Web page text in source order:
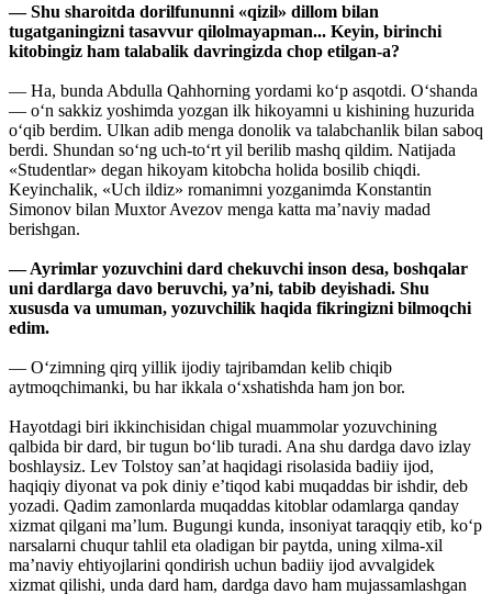
— Shu sharoitda dorilfununni «qizil» dillom bilan
tugatganingizni tasavvur qilolmayapman... Keyin, birinchi
kitobingiz ham talabalik davringizda chop etilgan-a?
— Ha, bunda Abdulla Qahhorning yordami ko‘p asqotdi. O‘shanda
— o‘n sakkiz yoshimda yozgan ilk hikoyamni u kishining huzurida
o‘qib berdim. Ulkan adib menga donolik va talabchanlik bilan saboq
berdi. Shundan so‘ng uch-to‘rt yil berilib mashq qildim. Natijada
«Studentlar» degan hikoyam kitobcha holida bosilib chiqdi.
Keyinchalik, «Uch ildiz» romanimni yozganimda Konstantin
Simonov bilan Muxtor Avezov menga katta ma’naviy madad
berishgan.
— Ayrimlar yozuvchini dard chekuvchi inson desa, boshqalar
uni dardlarga davo beruvchi, ya’ni, tabib deyishadi. Shu
xususda va umuman, yozuvchilik haqida fikringizni bilmoqchi
edim.
— O‘zimning qirq yillik ijodiy tajribamdan kelib chiqib
aytmoqchimanki, bu har ikkala o‘xshatishda ham jon bor.
Hayotdagi biri ikkinchisidan chigal muammolar yozuvchining
qalbida bir dard, bir tugun bo‘lib turadi. Ana shu dardga davo izlay
boshlaysiz. Lev Tolstoy san’at haqidagi risolasida badiiy ijod,
haqiqiy diyonat va pok diniy e’tiqod kabi muqaddas bir ishdir, deb
yozadi. Qadim zamonlarda muqaddas kitoblar odamlarga qanday
xizmat qilgani ma’lum. Bugungi kunda, insoniyat taraqqiy etib, ko‘p
narsalarni chuqur tahlil eta oladigan bir paytda, uning xilma-xil
ma’naviy ehtiyojlarini qondirish uchun badiiy ijod avvalgidek
xizmat qilishi, unda dard ham, dardga davo ham mujassamlashgan